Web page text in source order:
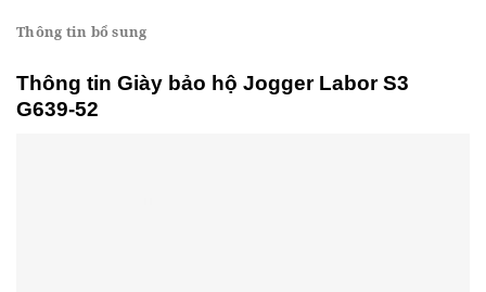
Thông tin bổ sung
Thông tin Giày bảo hộ Jogger Labor S3
G639-52